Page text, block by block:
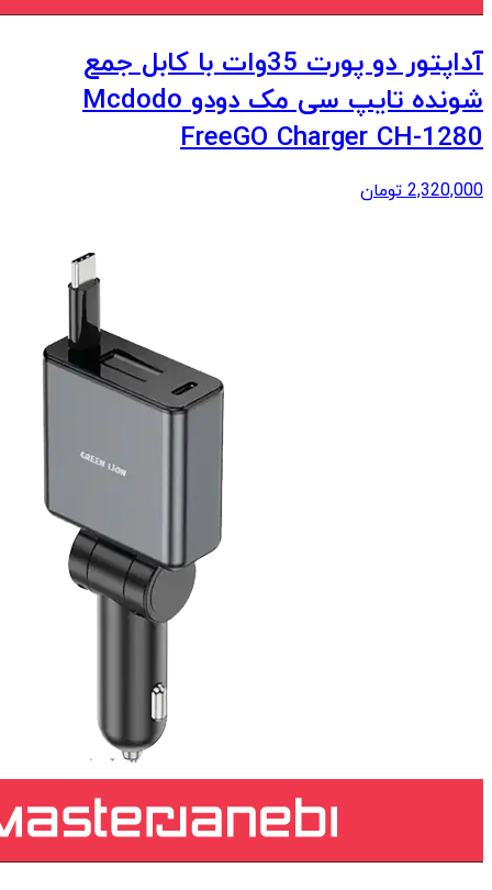
آداپتور دو پورت 35وات با کابل جمع
شونده تایپ سی مک دودو Mcdodo
FreeGO Charger CH-1280
2,320,000 تومان